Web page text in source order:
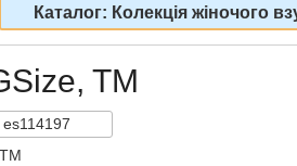
Каталог: Колекція жіночого
TM
es114197